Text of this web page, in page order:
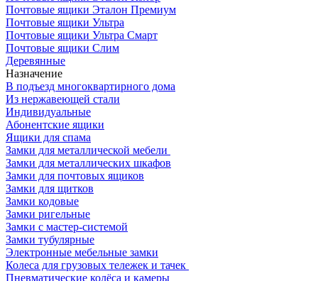
Почтовые ящики Эталон Премиум
Почтовые ящики Ультра
Почтовые ящики Ультра Смарт
Почтовые ящики Слим
Деревянные
Назначение
В подъезд многоквартирного дома
Из нержавеющей стали
Индивидуальные
Абонентские ящики
Ящики для спама
Замки для металлической мебели
Замки для металлических шкафов
Замки для почтовых ящиков
Замки для щитков
Замки кодовые
Замки ригельные
Замки с мастер-системой
Замки тубулярные
Электронные мебельные замки
Колеса для грузовых тележек и тачек
Пневматические колёса и камеры